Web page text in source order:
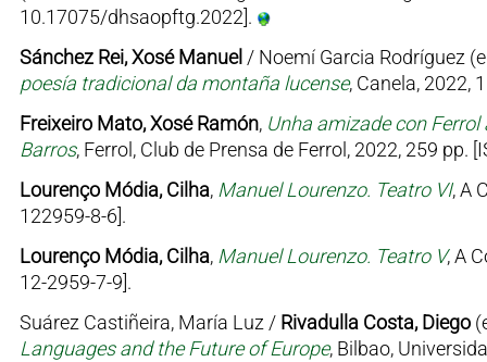
10.17075/dhsaopftg.2022].
Sánchez Rei, Xosé Manuel / Noemí Garcia Rodríguez
poesía tradicional da montaña lucense, Canela, 2022,
Freixeiro Mato, Xosé Ramón, Unha amizade con
Barros, Ferrol, Club de Prensa de Ferrol, 2022, 259 pp.
Lourenço Módia, Cilha, Manuel Lourenzo. Teatro VI, A
122959-8-6].
Lourenço Módia, Cilha, Manuel Lourenzo. Teatro V, A
12-2959-7-9].
Suárez Castiñeira, María Luz / Rivadulla Costa, Diego
Languages and the Future of Europe, Bilbao,